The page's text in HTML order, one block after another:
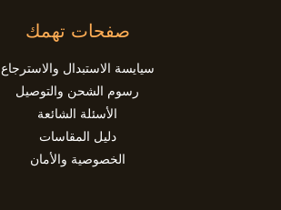
صفحات تهمك
سيايسة الاستبدال والاسترجاع
رسوم الشحن والتوصيل
الأسئلة الشائعة
دليل المقاسات
الخصوصية والأمان